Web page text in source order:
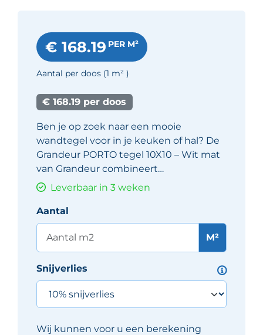
€ 168.19 PER M²
Aantal per doos (1 m² )
€ 168.19 per doos
Ben je op zoek naar een mooie
wandtegel voor in je keuken of hal? De
Grandeur PORTO tegel 10X10 – Wit mat
van Grandeur combineert…
Leverbaar in 3 weken
Aantal
M²
Snijverlies
Wij kunnen voor u een berekening